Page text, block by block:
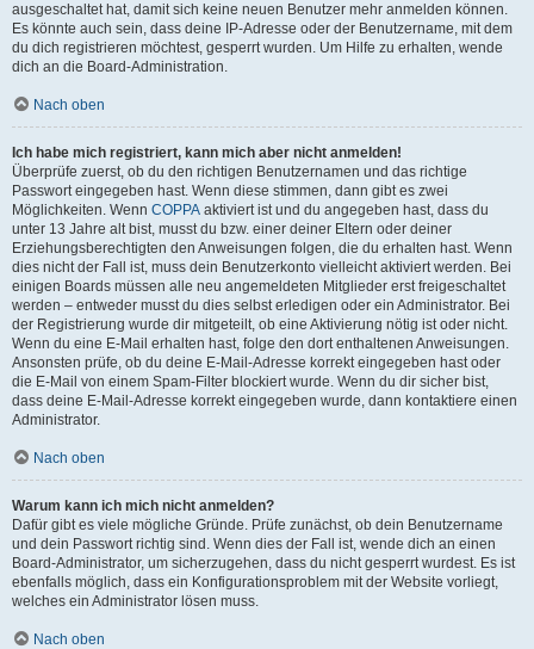
ausgeschaltet hat, damit sich keine neuen Benutzer mehr anmelden können.
Es könnte auch sein, dass deine IP-Adresse oder der Benutzername, mit dem
du dich registrieren möchtest, gesperrt wurden. Um Hilfe zu erhalten, wende
dich an die Board-Administration.
Nach oben
Ich habe mich registriert, kann mich aber nicht anmelden!
Überprüfe zuerst, ob du den richtigen Benutzernamen und das richtige
Passwort eingegeben hast. Wenn diese stimmen, dann gibt es zwei
Möglichkeiten. Wenn COPPA aktiviert ist und du angegeben hast, dass du
unter 13 Jahre alt bist, musst du bzw. einer deiner Eltern oder deiner
Erziehungsberechtigten den Anweisungen folgen, die du erhalten hast. Wenn
dies nicht der Fall ist, muss dein Benutzerkonto vielleicht aktiviert werden. Bei
einigen Boards müssen alle neu angemeldeten Mitglieder erst freigeschaltet
werden – entweder musst du dies selbst erledigen oder ein Administrator. Bei
der Registrierung wurde dir mitgeteilt, ob eine Aktivierung nötig ist oder nicht.
Wenn du eine E-Mail erhalten hast, folge den dort enthaltenen Anweisungen.
Ansonsten prüfe, ob du deine E-Mail-Adresse korrekt eingegeben hast oder
die E-Mail von einem Spam-Filter blockiert wurde. Wenn du dir sicher bist,
dass deine E-Mail-Adresse korrekt eingegeben wurde, dann kontaktiere einen
Administrator.
Nach oben
Warum kann ich mich nicht anmelden?
Dafür gibt es viele mögliche Gründe. Prüfe zunächst, ob dein Benutzername
und dein Passwort richtig sind. Wenn dies der Fall ist, wende dich an einen
Board-Administrator, um sicherzugehen, dass du nicht gesperrt wurdest. Es ist
ebenfalls möglich, dass ein Konfigurationsproblem mit der Website vorliegt,
welches ein Administrator lösen muss.
Nach oben